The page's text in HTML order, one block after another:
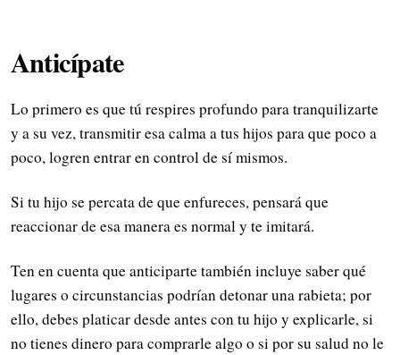
Anticípate
Lo primero es que tú respires profundo para tranquilizarte
y a su vez, transmitir esa calma a tus hijos para que poco a
poco, logren entrar en control de sí mismos.
Si tu hijo se percata de que enfureces, pensará que
reaccionar de esa manera es normal y te imitará.
Ten en cuenta que anticiparte también incluye saber qué
lugares o circunstancias podrían detonar una rabieta; por
ello, debes platicar desde antes con tu hijo y explicarle, si
no tienes dinero para comprarle algo o si por su salud no le